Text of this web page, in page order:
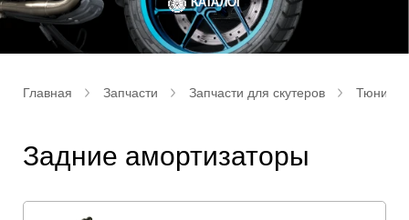
КАТАЛОГ
Главная Запчасти Запчасти для скутеров Тюнинг
Задние амортизаторы